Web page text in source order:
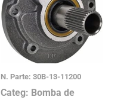
N. Parte: 30B-13-11200
Categ: Bomba de